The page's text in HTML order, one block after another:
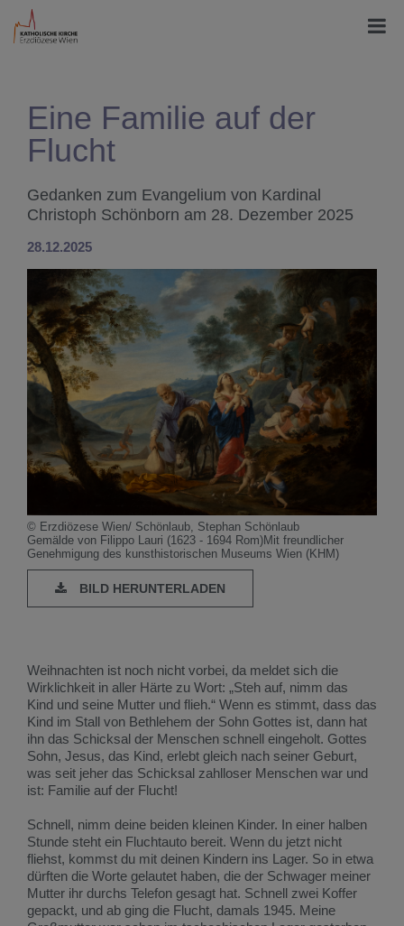
Eine Familie auf der
Flucht
Gedanken zum Evangelium von Kardinal
Christoph Schönborn am 28. Dezember 2025
28.12.2025
© Erzdiözese Wien/ Schönlaub, Stephan Schönlaub
Gemälde von Filippo Lauri (1623 - 1694 Rom)Mit freundlicher
Genehmigung des kunsthistorischen Museums Wien (KHM)
BILD HERUNTERLADEN
Weihnachten ist noch nicht vorbei, da meldet sich die
Wirklichkeit in aller Härte zu Wort: „Steh auf, nimm das
Kind und seine Mutter und flieh.“ Wenn es stimmt, dass das
Kind im Stall von Bethlehem der Sohn Gottes ist, dann hat
ihn das Schicksal der Menschen schnell eingeholt. Gottes
Sohn, Jesus, das Kind, erlebt gleich nach seiner Geburt,
was seit jeher das Schicksal zahlloser Menschen war und
ist: Familie auf der Flucht!
Schnell, nimm deine beiden kleinen Kinder. In einer halben
Stunde steht ein Fluchtauto bereit. Wenn du jetzt nicht
fliehst, kommst du mit deinen Kindern ins Lager. So in etwa
dürften die Worte gelautet haben, die der Schwager meiner
Mutter ihr durchs Telefon gesagt hat. Schnell zwei Koffer
gepackt, und ab ging die Flucht, damals 1945. Meine